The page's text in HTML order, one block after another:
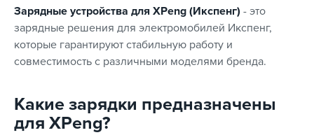
Зарядные устройства для XPeng (Икспенг) - это
зарядные решения для электромобилей Икспенг,
которые гарантируют стабильную работу и
совместимость с различными моделями бренда.
Какие зарядки предназначены
для XPeng?